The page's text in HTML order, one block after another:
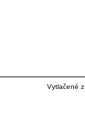
Vytlačené z